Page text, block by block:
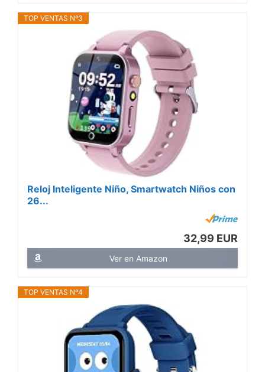
TOP VENTAS Nº3
Reloj Inteligente Niño, Smartwatch Niños con
26...
32,99 EUR
Ver en Amazon
TOP VENTAS Nº4